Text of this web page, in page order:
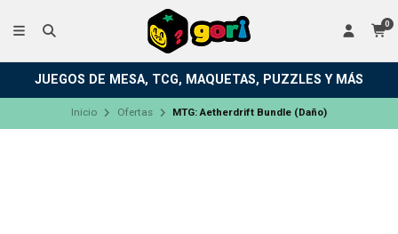
0
JUEGOS DE MESA, TCG, MAQUETAS, PUZZLES Y MÁS
Inicio Ofertas MTG: Aetherdrift Bundle (Daño)